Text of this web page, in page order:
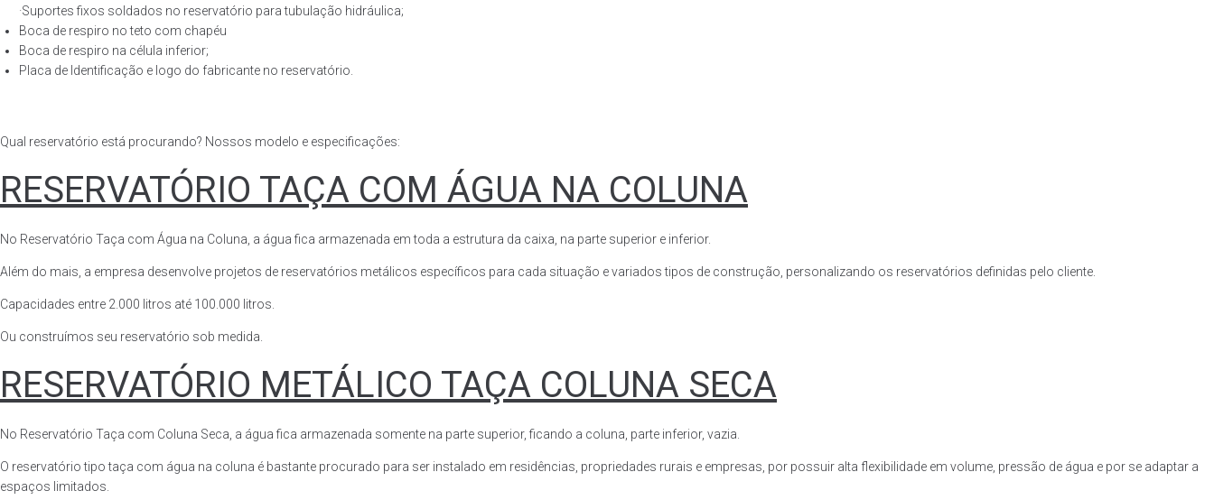
·Suportes fixos soldados no reservatório para tubulação hidráulica;
Boca de respiro no teto com chapéu
Boca de respiro na célula inferior;
Placa de Identificação e logo do fabricante no reservatório.
Qual reservatório está procurando? Nossos modelo e especificações:
RESERVATÓRIO TAÇA COM ÁGUA NA COLUNA
No Reservatório Taça com Água na Coluna, a água fica armazenada em toda a estrutura da caixa, na parte superior e inferior.
Além do mais, a empresa desenvolve projetos de reservatórios metálicos específicos para cada situação e variados tipos de construção, personalizando os reservatórios definidas pelo cliente.
Capacidades entre 2.000 litros até 100.000 litros.
Ou construímos seu reservatório sob medida.
RESERVATÓRIO METÁLICO TAÇA COLUNA SECA
No Reservatório Taça com Coluna Seca, a água fica armazenada somente na parte superior, ficando a coluna, parte inferior, vazia.
O reservatório tipo taça com água na coluna é bastante procurado para ser instalado em residências, propriedades rurais e empresas, por possuir alta flexibilidade em volume, pressão de água e por se adaptar a
espaços limitados.